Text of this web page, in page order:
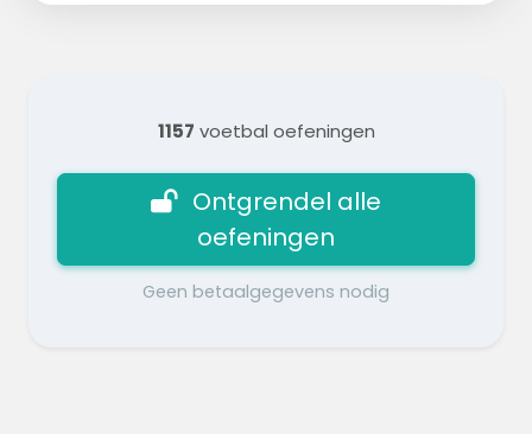
1157 voetbal oefeningen
Ontgrendel alle
oefeningen
Geen betaalgegevens nodig